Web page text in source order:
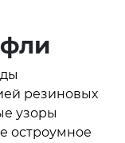
резиновых
узоры
остроумное